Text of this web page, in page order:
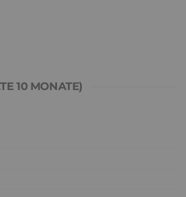
10 MONATE)